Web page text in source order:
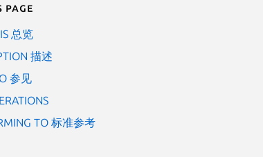
page
总览
描述
参见
TO 标准参考